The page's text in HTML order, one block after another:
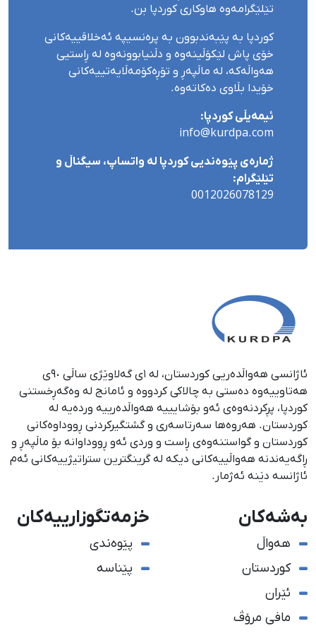
تێلێگرامەوە هاوکاری کوردپا بن.
کوردپا بە پێبەندبوون بە پرەنسیپە ئەخلاقییەکانی
خۆی پاش لێکۆڵینەوە و دڵنیابوونەوە لە ڕاستیی
هەواڵەکە، لە ماڵپەڕ و تۆڕەکۆمەڵایەتییەکانی
خۆیدا بڵاوی دەکاتەوە.
ئیمەیڵی کوردپا:
info@kurdpa.com
ژمارەی پێوەندیی کوردپا لە واتساپ، سیگناڵ و
تێلێگرام:
0012026078129
ئاژانسی هەواڵدەریی کوردستان، لە ١ی گەلاوێژی ساڵی ٩٠ی
هەتاوییەوە دەستی بە چالاکی کردووە و ئامانج لە وەگەڕخستنی
كوردپا، پڕكردنەوەی ئەو بۆشایییە هەواڵدەرییە وردەیە لە
كوردستان. هەروەها سەرتاسەری و گشتگیركردنی ڕووداوەكانی
كوردستان و گواستنەوەی ڕاست و وردی ئەو ڕووداوانە بۆ ماڵپەڕ و
ڕاگەیەندنە هەواڵییەكانی دیكە لە گرینگترین ستراتیژییەكانی ئەم
ئاژانسە دێنە ئەژمار.
بەشەکان
هەواڵ
کوردستان
ئێران
مافی مرۆڤ
خزمەتگوزارییەکان
پێوەندی
پێناسە